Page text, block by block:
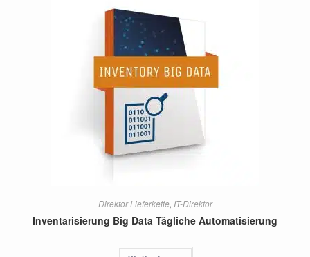
Direktor Lieferkette, IT-Direktor
Inventarisierung Big Data Tägliche Automatisierung